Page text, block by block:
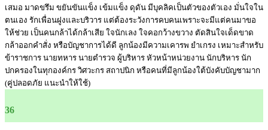
เสมอ มาดขรึม ขยันขันแข็ง เข้มแข็ง ดุดัน มีบุคลิคเป็นตัวของตัวเอง มั่นใจใน
ตนเอง รักเพื่อนฝูงและบริวาร แต่ต้องระวังการคบคนเพราะจะมีแต่คนมาขอ
ให้ช่วย เป็นคนกล้าได้กล้าเสีย ใจนักเลง ใจคอกว้างขวาง ตัดสินใจเด็ดขาด
กล้าออกคำสั่ง หรือบัญชาการได้ดี ลูกน้องมีความเคารพ ยำเกรง เหมาะสำหรับ
ข้าราชการ นายทหาร นายตำรวจ ผู้บริหาร หัวหน้าหน่วยงาน นักบริหาร นัก
ปกครองในทุกองค์กร วิศวะกร สถาปนิก หรือคนที่มีลูกน้องใต้บังคับบัญชามาก
(คู่ปลอดภัย แนะนำให้ใช้)
36